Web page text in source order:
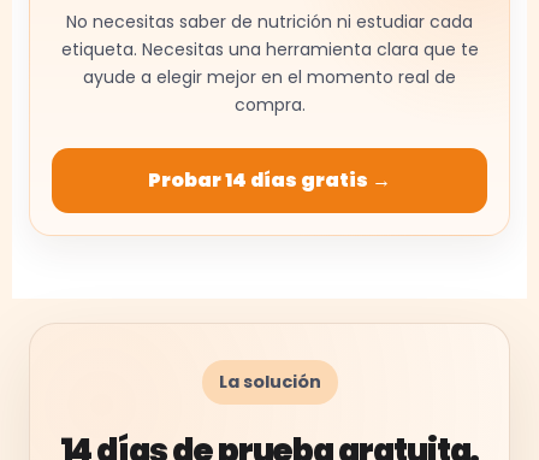
No necesitas saber de nutrición ni estudiar cada
etiqueta. Necesitas una herramienta clara que te
ayude a elegir mejor en el momento real de
compra.
Probar 14 días gratis →
La solución
14 días de prueba gratuita.